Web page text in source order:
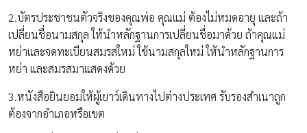
2.บัตรประชาชนตัวจริงของคุณพ่อ คุณแม่ ต้องไม่หมดอายุ และถ้า
เปลี่ยนชื่อนามสกุล ให้นำหลักฐานการเปลี่ยนชื่อมาด้วย ถ้าคุณแม่
หย่าและจดทะเบียนสมรสใหม่ ใช้นามสกุลใหม่ ให้นำหลักฐานการ
หย่า และสมรสมาแสดงด้วย
3.หนังสือยินยอมให้ผู้เยาว์เดินทางไปต่างประเทศ รับรองสำเนาถูก
ต้องจากอำเภอหรือเขต